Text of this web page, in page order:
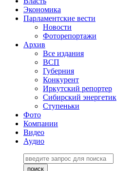
Экономика
Парламентские вести
Новости
Фоторепортажи
Архив
Все издания
ВСП
Губерния
Конкурент
Иркутский репортер
Сибирский энергетик
Ступеньки
Фото
Компании
Видео
Аудио